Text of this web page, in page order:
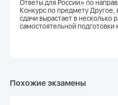
Ответы для России» по
Конкурс по предмету Другое,
сдачи вырастает в несколько
самостоятельной подготовки
Похожие экзамены